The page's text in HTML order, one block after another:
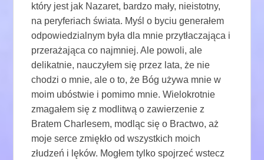
który jest jak Nazaret, bardzo mały, nieistotny,
na peryferiach świata. Myśl o byciu generałem
odpowiedzialnym była dla mnie przytłaczająca i
przerażająca co najmniej. Ale powoli, ale
delikatnie, nauczyłem się przez lata, że ​​nie
chodzi o mnie, ale o to, że Bóg używa mnie w
moim ubóstwie i pomimo mnie. Wielokrotnie
zmagałem się z modlitwą o zawierzenie z
Bratem Charlesem, modląc się o Bractwo, aż
moje serce zmiękło od wszystkich moich
złudzeń i lęków. Mogłem tylko spojrzeć wstecz